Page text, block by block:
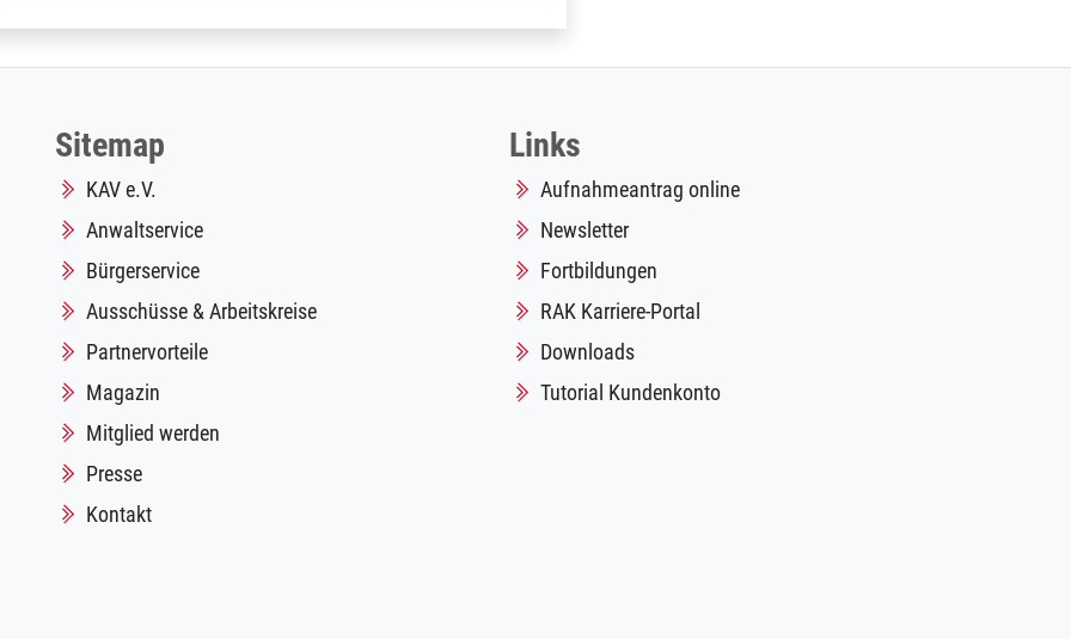
Sitemap
KAV e.V.
Anwaltservice
Bürgerservice
Ausschüsse & Arbeitskreise
Partnervorteile
Magazin
Mitglied werden
Presse
Kontakt
Links
Aufnahmeantrag online
Newsletter
Fortbildungen
RAK Karriere-Portal
Downloads
Tutorial Kundenkonto